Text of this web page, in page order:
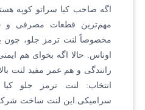
اگه صاحب کیا سراتو کوپه
مهم‌ترین قطعات مصرفی و
مخصوصاً لنت ترمز جلو، چون
اوناس. حالا اگه بخوای هم
رانندگی و هم عمر مفید لنت
انتخاب: لنت ترمز جلو